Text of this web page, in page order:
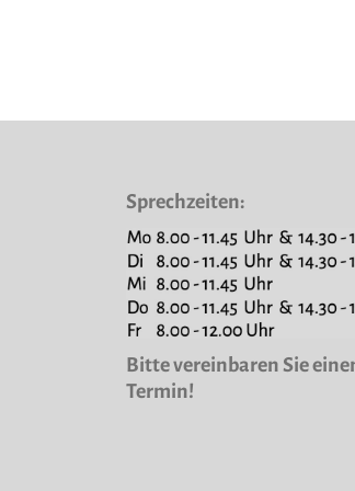
Sprechzeiten:
Bitte vereinbaren Sie
Termin!